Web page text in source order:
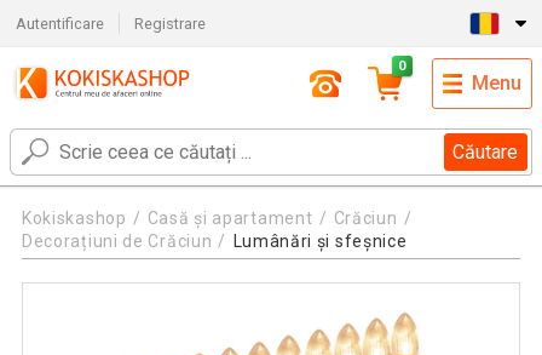
Autentificare Registrare
Căutare
0
Menu
Kokiskashop Casă și apartament
Crăciun
Decorațiuni de Crăciun
Lumânări și sfeșnice